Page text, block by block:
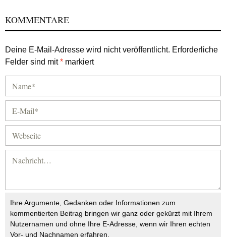
KOMMENTARE
Deine E-Mail-Adresse wird nicht veröffentlicht. Erforderliche
Felder sind mit* markiert
Ihre Argumente, Gedanken oder Informationen zum
kommentierten Beitrag bringen wir ganz oder gekürzt mit Ihrem
Nutzernamen und ohne Ihre E-Adresse, wenn wir Ihren echten
Vor- und Nachnamen erfahren.